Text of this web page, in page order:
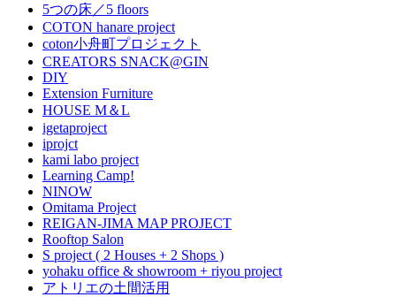
5つの床／5 floors
COTON hanare project
coton小舟町プロジェクト
CREATORS SNACK@GIN
DIY
Extension Furniture
HOUSE M＆L
igetaproject
iprojct
kami labo project
Learning Camp!
NINOW
Omitama Project
REIGAN-JIMA MAP PROJECT
Rooftop Salon
S project ( 2 Houses + 2 Shops )
yohaku office & showroom + riyou project
アトリエの土間活用